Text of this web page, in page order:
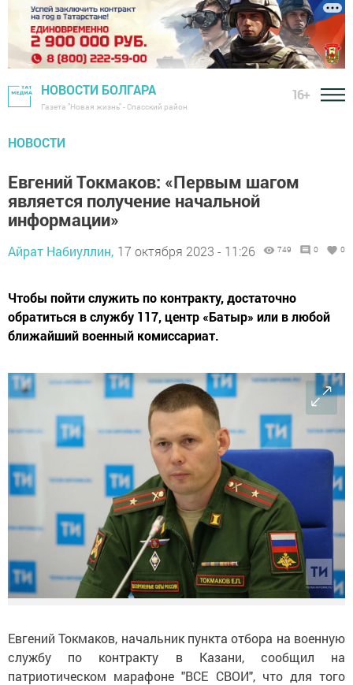
НОВОСТИ БОЛГАРА
Газета "Новая жизнь" - Спасский район
16+
НОВОСТИ
Евгений Токмаков: «Первым шагом
является получение начальной
информации»
Айрат Набиуллин, 17 октября 2023 - 11:26 749 0 0
Чтобы пойти служить по контракту, достаточно
обратиться в службу 117, центр «Батыр» или в любой
ближайший военный комиссариат.
Евгений Токмаков, начальник пункта отбора на военную
службу по контракту в Казани, сообщил на
патриотическом марафоне "ВСЕ СВОИ", что для того